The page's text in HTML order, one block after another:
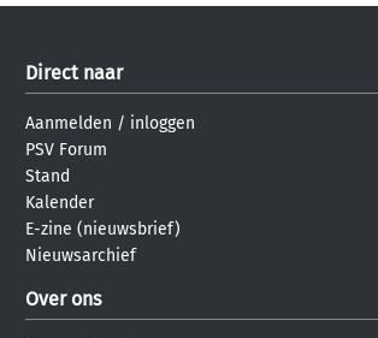
Direct naar
Aanmelden / inloggen
PSV Forum
Stand
Kalender
E-zine (nieuwsbrief)
Nieuwsarchief
Over ons